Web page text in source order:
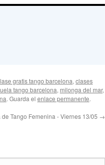
gratis tango barcelona, clases
tango barcelona, milonga del mar,
. Guarda el enlace permanente.
de Tango Femenina - Viernes 13/05 →